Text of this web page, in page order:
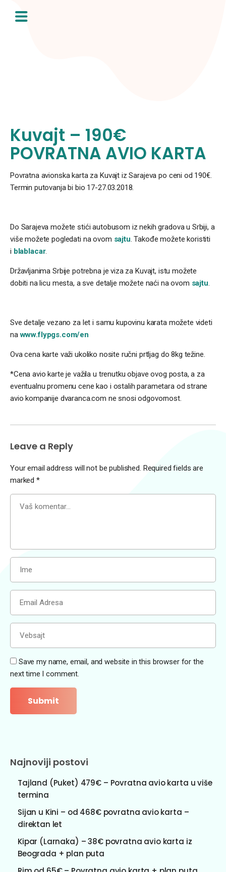
content
Kuvajt – 190€
POVRATNA AVIO KARTA
Povratna avionska karta za Kuvajt iz Sarajeva po ceni od 190€.
Termin putovanja bi bio 17-27.03.2018.
Do Sarajeva možete stići autobusom iz nekih gradova u Srbiji, a
više možete pogledati na ovom sajtu. Takođe možete koristiti
i blablacar.
Državljanima Srbije potrebna je viza za Kuvajt, istu možete
dobiti na licu mesta, a sve detalje možete naći na ovom sajtu.
Sve detalje vezano za let i samu kupovinu karata možete videti
nawww.flypgs.com/en
Ova cena karte važi ukoliko nosite ručni prtljag do 8kg težine.
*Cena avio karte je važila u trenutku objave ovog posta, a za
eventualnu promenu cene kao i ostalih parametara od strane
avio kompanije dvaranca.com ne snosi odgovornost.
Leave a Reply
Your email address will not be published. Required fields are
marked *
Save my name, email, and website in this browser for the
next time I comment.
Najnoviji postovi
Tajland (Puket) 479€ – Povratna avio karta u više
termina
Sijan u Kini – od 468€ povratna avio karta –
direktan let
Kipar (Larnaka) – 38€ povratna avio karta iz
Beograda + plan puta